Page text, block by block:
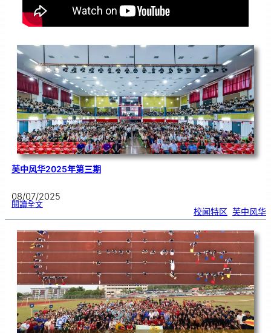
芙中风华2025年第三期
08/07/2025
閱讀全文:芙
华
0
2
5
年
第
三
期
校闻特区 芙中风华